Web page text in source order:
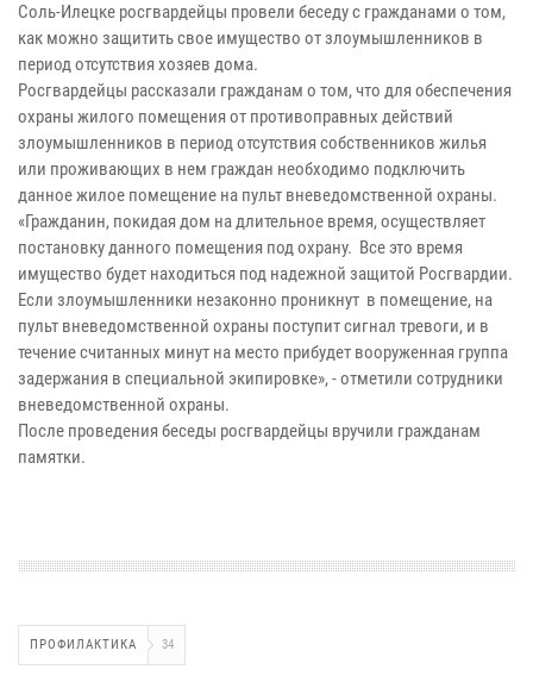
Соль-Илецке росгвардейцы провели беседу с гражданами о том,
как можно защитить свое имущество от злоумышленников в
период отсутствия хозяев дома.
Росгвардейцы рассказали гражданам о том, что для обеспечения
охраны жилого помещения от противоправных действий
злоумышленников в период отсутствия собственников жилья
или проживающих в нем граждан необходимо подключить
данное жилое помещение на пульт вневедомственной охраны.
«Гражданин, покидая дом на длительное время, осуществляет
постановку данного помещения под охрану. Все это время
имущество будет находиться под надежной защитой Росгвардии.
Если злоумышленники незаконно проникнут в помещение, на
пульт вневедомственной охраны поступит сигнал тревоги, и в
течение считанных минут на место прибудет вооруженная группа
задержания в специальной экипировке», - отметили сотрудники
вневедомственной охраны.
После проведения беседы росгвардейцы вручили гражданам
памятки.
ПРОФИЛАКТИКА 34